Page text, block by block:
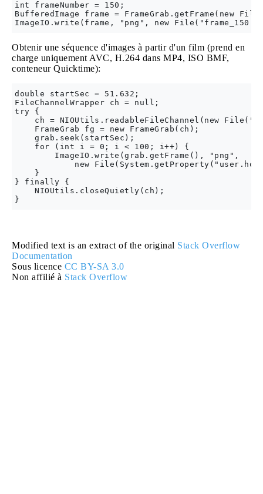
int frameNumber = 150;
BufferedImage frame = FrameGrab.getFrame(new
Obtenir une séquence d'images à partir d'un film (prend en
charge uniquement AVC, H.264 dans MP4, ISO BMF,
conteneur Quicktime):
double startSec = 51.632;
FileChannelWrapper ch = null;
try {
ch = NIOUtils.readableFileChannel(new
    FrameGrab fg = new FrameGrab(ch);
    grab.seek(startSec);
    for (int i = 0; i < 100; i++) {
        ImageIO.write(grab.getFrame(), "png",
new
    }
} finally {
    NIOUtils.closeQuietly(ch);
Modified text is an extract of the original Stack Overflow
Documentation
Sous licence CC BY-SA 3.0
Non affilié à Stack Overflow